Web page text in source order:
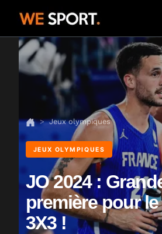
Jeux olympiques
JEUX OLYMPIQUES
JO 2024 :
première pour
3X3 !